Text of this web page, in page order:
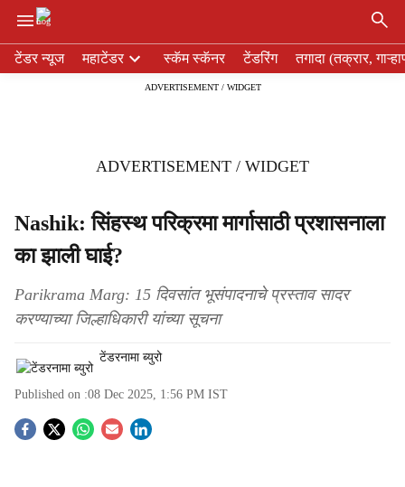
e
टेंडर न्यूज महाटेंडर स्कॅम स्कॅनर टेंडरिंग तगादा (तक्रार,
ADVERTISEMENT / WIDGET
ADVERTISEMENT / WIDGET
Nashik: सिंहस्थ परिक्रमा मार्गासाठी प्रशासनाला
का झाली घाई?
Parikrama Marg: 15 दिवसांत भूसंपादनाचे प्रस्ताव सादर
करण्याच्या जिल्हाधिकारी यांच्या सूचना
टेंडरनामा ब्युरो
Published on :08 Dec 2025, 1:56 PM IST
S